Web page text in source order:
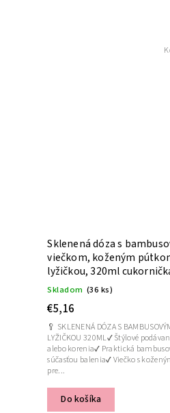
Sklenená dóza s
viečkom, koženým
lyžičkou, 320ml
Skladom (36 ks)
€5,16
Do košíka
🥄 SKLENENÁ DÓZA S
LYŽIČKOU 320ML✔ Štýlové
alebo korenia✔ Praktická
súčasťou balenia✔ Viečko s
pre...